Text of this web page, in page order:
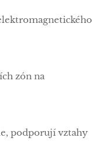
zón na
podporují vztahy